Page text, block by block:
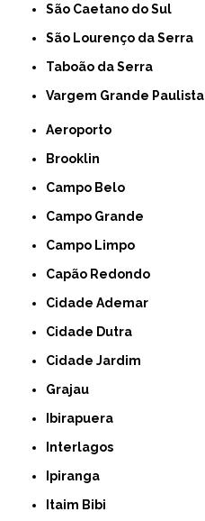
São Caetano do Sul
São Lourenço da Serra
Taboão da Serra
Vargem Grande Paulista
Aeroporto
Brooklin
Campo Belo
Campo Grande
Campo Limpo
Capão Redondo
Cidade Ademar
Cidade Dutra
Cidade Jardim
Grajau
Ibirapuera
Interlagos
Ipiranga
Itaim Bibi